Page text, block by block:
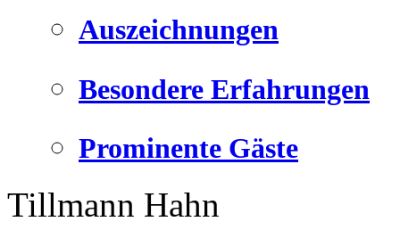
Auszeichnungen
Besondere Erfahrungen
Prominente Gäste
Tillmann Hahn